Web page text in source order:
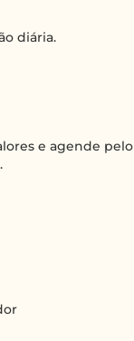
diária.
e agende pelo